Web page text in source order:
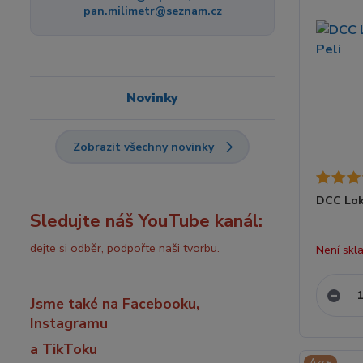
DCC
Není
pan.milimetr@seznam.cz
Novinky
Zobrazit všechny novinky
Sledujte náš YouTube kanál:
dejte si odběr, podpořte naši tvorbu.
Jsme také na Facebooku,
Instagramu
a TikToku